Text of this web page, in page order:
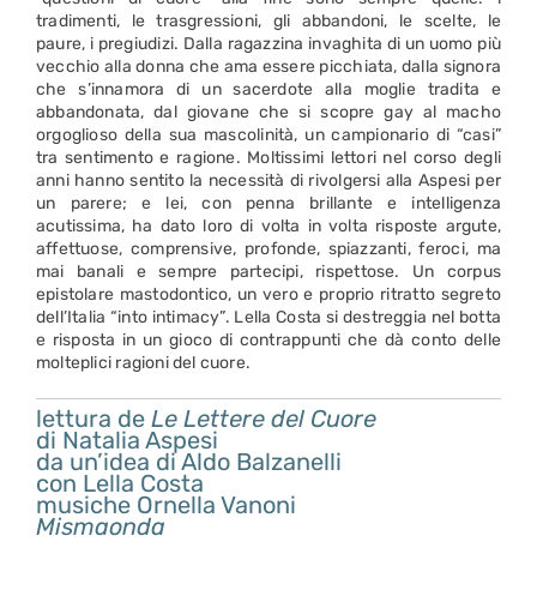
tradimenti, le trasgressioni, gli abbandoni, le scelte, le
paure, i pregiudizi. Dalla ragazzina invaghita di un uomo più
vecchio alla donna che ama essere picchiata, dalla signora
che s’innamora di un sacerdote alla moglie tradita e
abbandonata, dal giovane che si scopre gay al macho
orgoglioso della sua mascolinità, un campionario di “casi”
tra sentimento e ragione. Moltissimi lettori nel corso degli
anni hanno sentito la necessità di rivolgersi alla Aspesi per
un parere; e lei, con penna brillante e intelligenza
acutissima, ha dato loro di volta in volta risposte argute,
affettuose, comprensive, profonde, spiazzanti, feroci, ma
mai banali e sempre partecipi, rispettose. Un corpus
epistolare mastodontico, un vero e proprio ritratto segreto
dell’Italia “into intimacy”. Lella Costa si destreggia nel botta
e risposta in un gioco di contrappunti che dà conto delle
molteplici ragioni del cuore.
lettura de Le Lettere del Cuore
di Natalia Aspesi
da un’idea di Aldo Balzanelli
con Lella Costa
musiche Ornella Vanoni
Mismaonda